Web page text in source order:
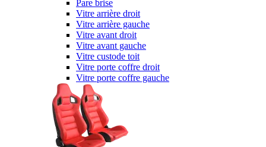
Pare brise
Vitre arrière droit
Vitre arrière gauche
Vitre avant droit
Vitre avant gauche
Vitre custode toit
Vitre porte coffre droit
Vitre porte coffre gauche